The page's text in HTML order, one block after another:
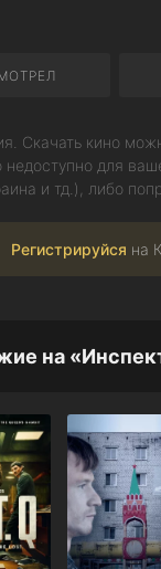
Скачать кино
для
и тд.), либо
Регистрируйся на
на